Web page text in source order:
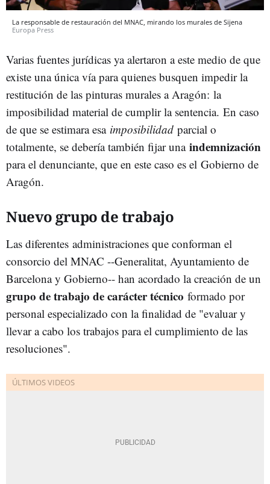
La responsable de restauración del MNAC, mirando los murales de Sijena
Europa Press
Varias fuentes jurídicas ya alertaron a este medio de que
existe una única vía para quienes busquen impedir la
restitución de las pinturas murales a Aragón: la
imposibilidad material de cumplir la sentencia. En caso
de que se estimara esa imposibilidad parcial o
totalmente, se debería también fijar una indemnización
para el denunciante, que en este caso es el Gobierno de
Aragón.
Nuevo grupo de trabajo
Las diferentes administraciones que conforman el
consorcio del MNAC --Generalitat, Ayuntamiento de
Barcelona y Gobierno-- han acordado la creación de un
grupo de trabajo de carácter técnico formado por
personal especializado con la finalidad de "evaluar y
llevar a cabo los trabajos para el cumplimiento de las
resoluciones".